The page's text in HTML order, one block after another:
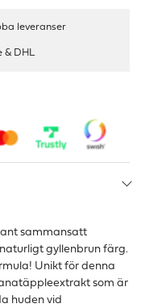
leveranser
& DHL
sammansatt
gyllenbrun färg.
Unikt för denna
som är
huden vid